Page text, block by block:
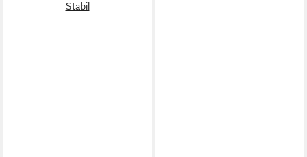
Stabil